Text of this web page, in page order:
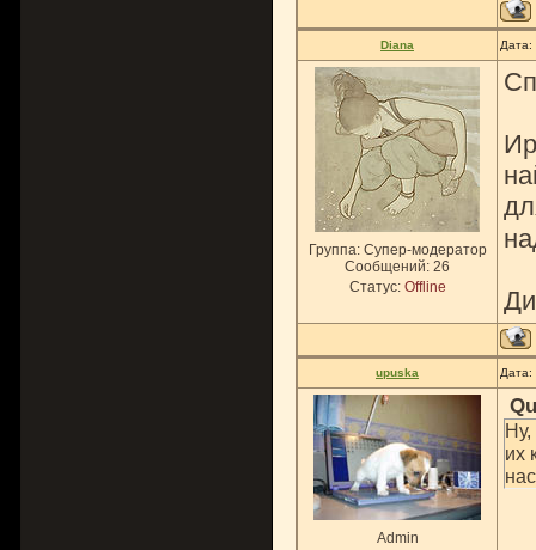
Diana
Группа: Супер-модератор
Сообщений: 26
Статус: Offline
upuska
Admin
Ну,
их